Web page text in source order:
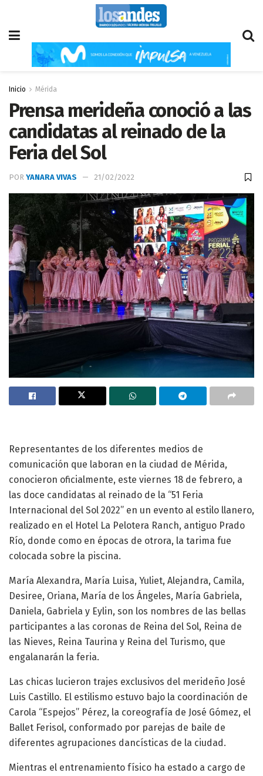
Inicio Mérida
Prensa merideña conoció a las
candidatas al reinado de la
Feria del Sol
POR YANARA VIVAS 21/02/2022
Representantes de los diferentes medios de
comunicación que laboran en la ciudad de Mérida,
conocieron oficialmente, este viernes 18 de febrero, a
las doce candidatas al reinado de la “51 Feria
Internacional del Sol 2022” en un evento al estilo llanero,
realizado en el Hotel La Pelotera Ranch, antiguo Prado
Río, donde como en épocas de otrora, la tarima fue
colocada sobre la piscina.
María Alexandra, María Luisa, Yuliet, Alejandra, Camila,
Desiree, Oriana, María de los Ángeles, María Gabriela,
Daniela, Gabriela y Eylin, son los nombres de las bellas
participantes a las coronas de Reina del Sol, Reina de
las Nieves, Reina Taurina y Reina del Turismo, que
engalanarán la feria.
Las chicas lucieron trajes exclusivos del merideño José
Luis Castillo. El estilismo estuvo bajo la coordinación de
Carola “Espejos” Pérez, la coreografía de José Gómez, el
Ballet Ferisol, conformado por parejas de baile de
diferentes agrupaciones dancísticas de la ciudad.
Mientras el entrenamiento físico ha estado a cargo de